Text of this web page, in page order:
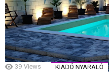
39 Views KIADÓ NYARALÓ